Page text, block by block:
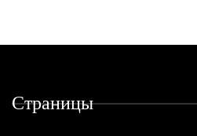
Страницы